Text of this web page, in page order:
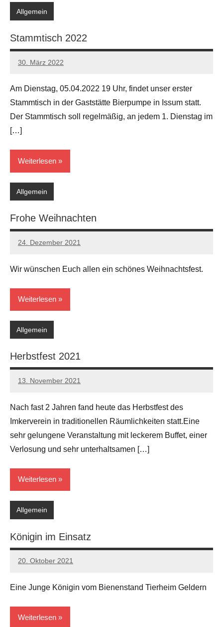
Allgemein
Stammtisch 2022
30. März 2022
Andreas
Keine
Am Dienstag, 05.04.2022 19 Uhr, findet unser erster
Stammtisch in der Gaststätte Bierpumpe in Issum statt.
Der Stammtisch soll regelmäßig, an jedem 1. Dienstag im
[…]
Weiterlesen
Allgemein
Frohe Weihnachten
24. Dezember 2021
Andreas
Keine
Wir wünschen Euch allen ein schönes Weihnachtsfest.
Weiterlesen
Allgemein
Herbstfest 2021
13. November 2021
Andreas
Ein
Nach fast 2 Jahren fand heute das Herbstfest des
Imkerverein in traditionellen Räumlichkeiten statt.Eine
sehr gelungene Veranstaltung mit leckerem Buffet, einer
Verlosung und sehr unterhaltsamen […]
Weiterlesen
Allgemein
Königin im Einsatz
20. Oktober 2021
Andreas
Keine
Eine Junge Königin vom Bienenstand Tierheim Geldern
Weiterlesen